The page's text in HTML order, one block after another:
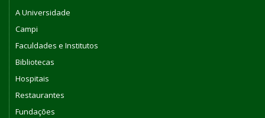
A Universidade
Campi
Faculdades e Institutos
Bibliotecas
Hospitais
Restaurantes
Fundações